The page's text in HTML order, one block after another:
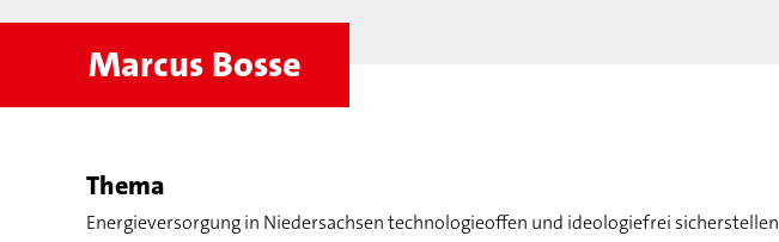
Marcus Bosse
Thema
Energieversorgung in Niedersachsen technologieoffen und ideologiefrei sicherstellen